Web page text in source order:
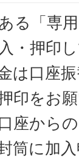
る「専
・押印
は口座
印をお
座から
筒に加